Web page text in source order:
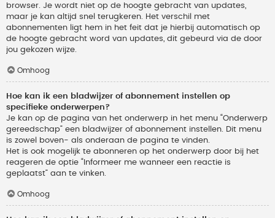
browser. Je wordt niet op de hoogte gebracht van updates,
maar je kan altijd snel terugkeren. Het verschil met
abonnementen ligt hem in het feit dat je hierbij automatisch op
de hoogte gebracht word van updates, dit gebeurd via de door
jou gekozen wijze.
Omhoog
Hoe kan ik een bladwijzer of abonnement instellen op
specifieke onderwerpen?
Je kan op de pagina van het onderwerp in het menu “Onderwerp
gereedschap” een bladwijzer of abonnement instellen. Dit menu
is zowel boven- als onderaan de pagina te vinden.
Het is ook mogelijk te abonneren op het onderwerp door bij het
reageren de optie “Informeer me wanneer een reactie is
geplaatst” aan te vinken.
Omhoog